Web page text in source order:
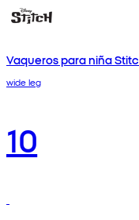
Vaqueros para niña
wide leg
10